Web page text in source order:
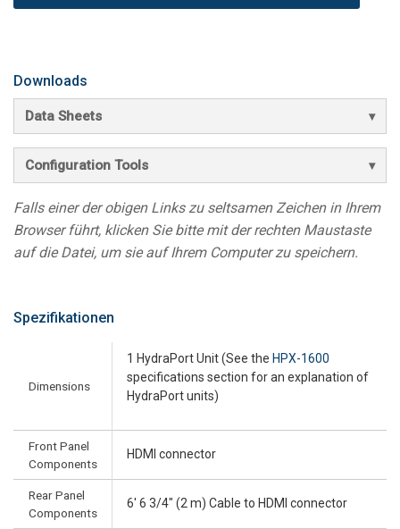
Downloads
Data Sheets
Configuration Tools
Falls einer der obigen Links zu seltsamen Zeichen in Ihrem
Browser führt, klicken Sie bitte mit der rechten Maustaste
auf die Datei, um sie auf Ihrem Computer zu speichern.
Spezifikationen
Dimensions
1 HydraPort Unit (See the HPX-1600
specifications section for an explanation of
HydraPort units)
Front Panel
Components
HDMI connector
Rear Panel
Components
6' 6 3/4" (2 m) Cable to HDMI connector